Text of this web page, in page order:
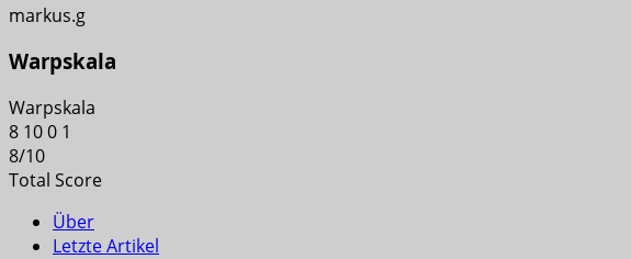
markus.g
Warpskala
Warpskala
8 100 1
8/10
Total Score
Über
Letzte Artikel